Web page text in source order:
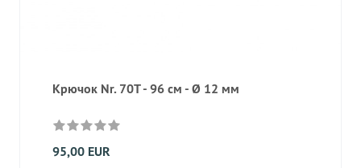
Крючок Nr. 70T - 96 см - Ø 12 мм
95,00 EUR